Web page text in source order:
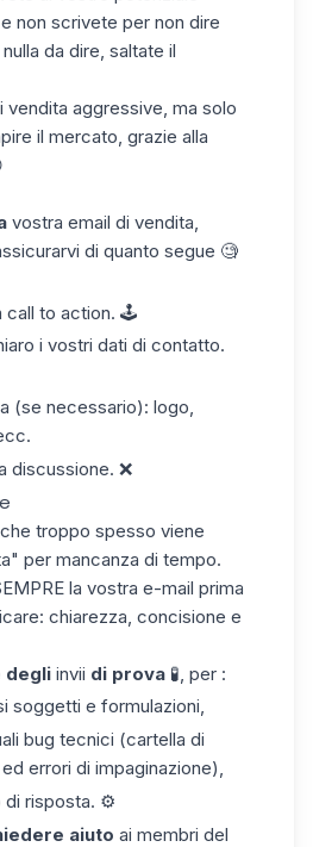
non scrivete per non dire
da dire, saltate il
vendita aggressive, ma solo
il mercato, grazie alla
vostra email di vendita,
di quanto segue 🧐
call to action. 🕹️
i vostri dati di contatto.
(se necessario): logo,
discussione. ❌
troppo spesso viene
per mancanza di tempo.
la vostra e-mail prima
chiarezza, concisione e
degli invii di prova 🧪, per :
soggetti e formulazioni,
bug tecnici (cartella di
errori di impaginazione),
di risposta. ⚙️
aiuto ai membri del